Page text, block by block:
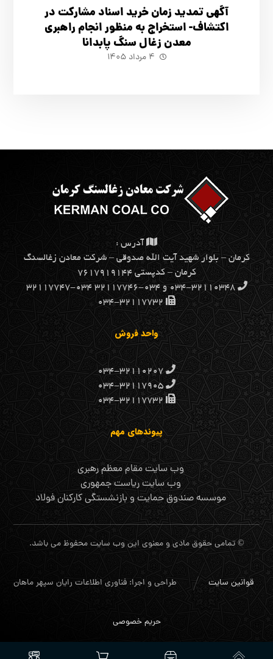
آگهي تمدید زمان خرید اسناد مشارکت در
اکتشاف- استخراج به منظور انجام راهبری
معدن زغال سنگ پابدانا
۴ مرداد ۱۴۰۵
آدرس :
كرمان – بلوار شهيد آيت الله صدوقي – شركت معادن زغالسنگ
كرمان – کدپستی ۷۶۱۷۹۱۹۱۴۴
۰۳۴-۳۲۱۱۰۳۴۸ و ۰۳۴-۳۲۱۱۷۷۴۶ ۰۳۴-۳۲۱۱۷۷۴۷
۰۳۴-۳۲۱۱۷۷۳۲
واحد فروش
۰۳۴-۳۲۱۱۰۲۰۷
۰۳۴-۳۲۱۱۷۹۰۵
۰۳۴-۳۲۱۱۷۷۳۲
پیوندهای مهم
وب سایت مقام معظم رهبری
وب سایت ریاست جمهوری
موسسه صندوق حمایت و بازنشستگی کارکنان فولاد
© تمامی حقوق مادی و معنوی این وب سایت محفوظ می باشد.
طراحی و اجرا: فناوری اطلاعات رایان سپهر ماهان قوانین سایت
حریم خصوصی